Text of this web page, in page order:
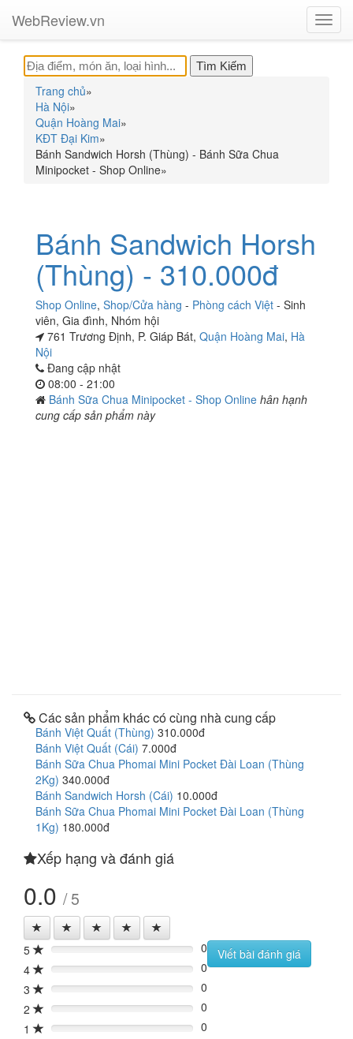
WebReview.vn
Trang chủ»
Hà Nội»
Quận Hoàng Mai»
KĐT Đại Kim»
Bánh Sandwich Horsh (Thùng) - Bánh Sữa Chua
Minipocket - Shop Online»
Bánh Sandwich Horsh
(Thùng) - 310.000đ
Shop Online, Shop/Cửa hàng - Phòng cách Việt - Sinh
viên, Gia đình, Nhóm hội
761 Trương Định, P. Giáp Bát, Quận Hoàng Mai, Hà
Nội
Đang cập nhật
08:00 - 21:00
Bánh Sữa Chua Minipocket - Shop Online hân hạnh
cung cấp sản phẩm này
Các sản phẩm khác có cùng nhà cung cấp
Bánh Việt Quất (Thùng) 310.000đ
Bánh Việt Quất (Cái) 7.000đ
Bánh Sữa Chua Phomai Mini Pocket Đài Loan (Thùng
2Kg) 340.000đ
Bánh Sandwich Horsh (Cái) 10.000đ
Bánh Sữa Chua Phomai Mini Pocket Đài Loan (Thùng
1Kg) 180.000đ
Xếp hạng và đánh giá
0.0 / 5
5 0%
0
4
0%
0
3
0%
0
2
0%
0
1
0% 0
Viết bài đánh giá